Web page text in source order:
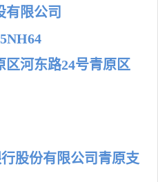
限公司
区河东路24号青原区
股份有限公司青原支